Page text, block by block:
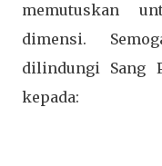
memutuskan
dimensi.
dilindungi Sang
kepada: